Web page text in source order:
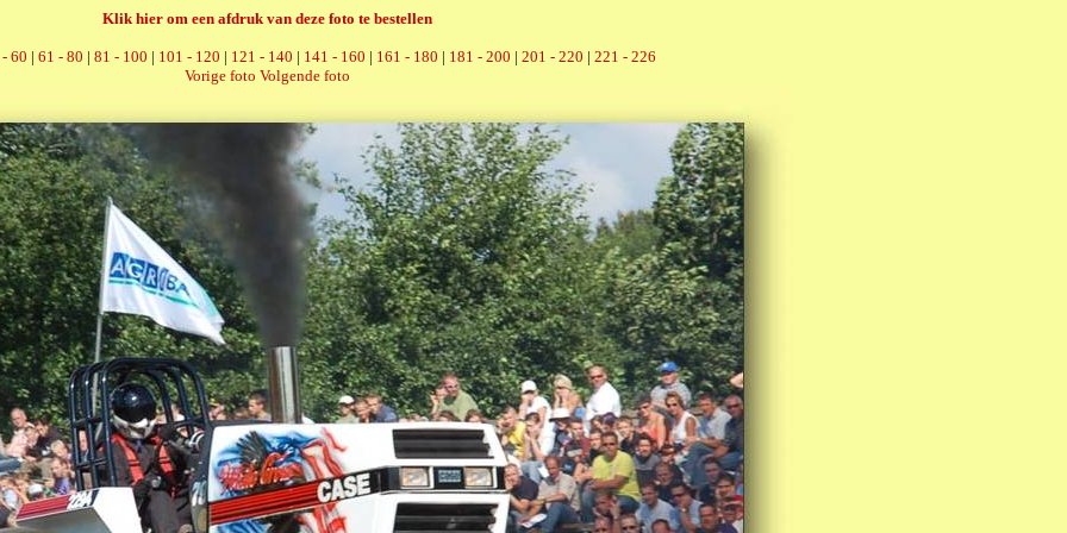
Klik hier om een afdruk van deze foto te bestellen
60 | 61 - 80 | 81 - 100 | 101 - 120 | 121 - 140 | 141 - 160 | 161 - 180 | 181 - 200 | 201 - 220 | 221 - 226
Vorige foto Volgende foto